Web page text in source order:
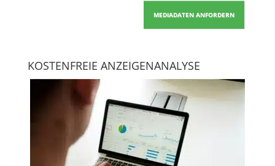
MEDIADATEN ANFORDERN
KOSTENFREIE ANZEIGENANALYSE